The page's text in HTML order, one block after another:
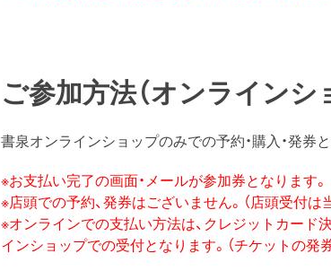
ご参加方法（オンライン
書泉オンラインショップのみでの予約・購入・発券
※お支払い完了の画面・メールが参加券となります。
※店頭での予約、発券はございません。（店頭受付は
※オンラインでの支払い方法は、クレジットカード
インショップでの受付となります。（チケットの発